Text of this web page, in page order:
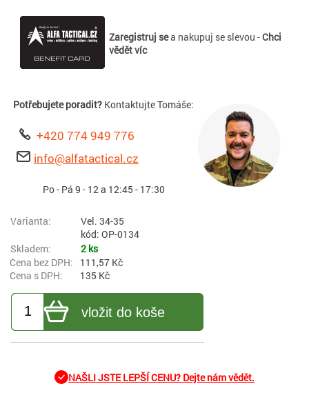
Zaregistruj sea nakupuj se slevou -Chci
vědět víc
Potřebujete poradit? Kontaktujte Tomáše:
+420 774 949 776
info@alfatactical.cz
Po - Pá 9 - 12 a 12:45 - 17:30
Vel. 34-35
kód: OP-0134
2 ks
111,57 Kč
135 Kč
vložit do koše
NAŠLI JSTE LEPŠÍ CENU? Dejte nám vědět.